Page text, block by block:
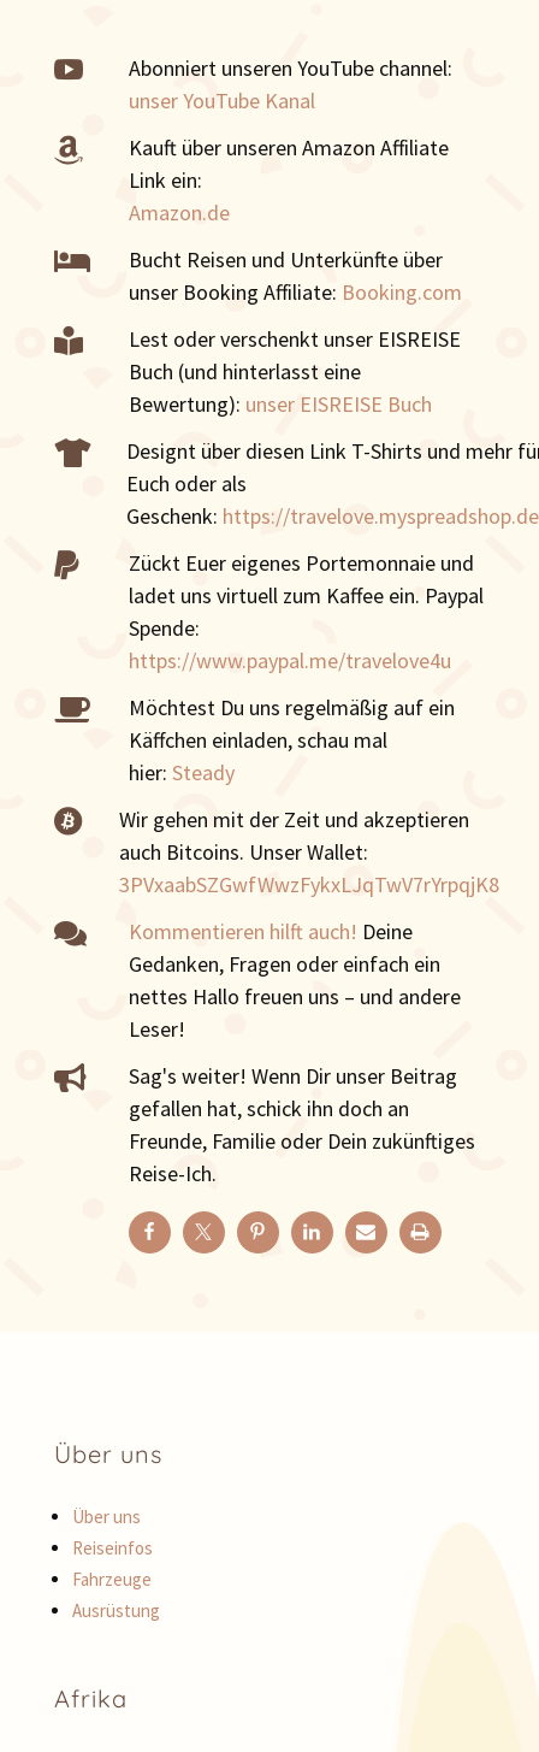

Abonniert unseren YouTube channel:
unser YouTube Kanal

Kauft über unseren Amazon Affiliate
Link ein:
Amazon.de

Bucht Reisen und Unterkünfte über
unser Booking Affiliate: Booking.com

Lest oder verschenkt unser EISREISE
Buch (und hinterlasst eine
Bewertung): unser EISREISE Buch

Designt über diesen Link T-Shirts und mehr
Euch oder als
Geschenk: https://

Zückt Euer eigenes Portemonnaie und
ladet uns virtuell zum Kaffee ein. Paypal
Spende:
https://www.paypal.me/travelove4u

Möchtest Du uns regelmäßig auf ein
Käffchen einladen, schau mal
hier: Steady

Wir gehen mit der Zeit und akzeptieren
auch Bitcoins. Unser Wallet:
3PVxaabSZGwfWwzFykxLJqTwV7rYrpqjK8
 Kommentieren hilft auch! Deine
Gedanken, Fragen oder einfach ein
nettes Hallo freuen uns – und andere
Leser!

Sag's weiter! Wenn Dir unser Beitrag
gefallen hat, schick ihn doch an
Freunde, Familie oder Dein zukünftiges
Reise-Ich.
Über uns
Über uns
Reiseinfos
Fahrzeuge
Ausrüstung
Afrika